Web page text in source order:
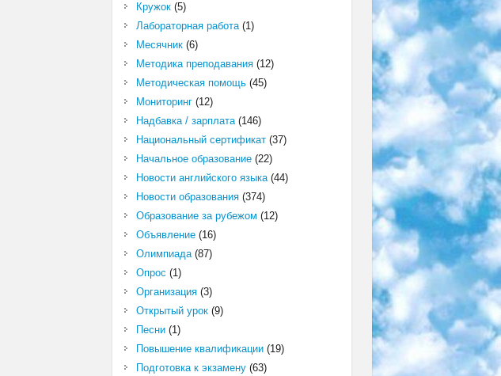
Кружок(5)
Лабораторная работа(1)
Месячник(6)
Методика преподавания(12)
Методическая помощь(45)
Мониторинг(12)
Надбавка / зарплата(146)
Национальный сертификат(37)
Начальное образование(22)
Новости английского языка(44)
Новости образования(374)
Образование за рубежом (12)
Объявление(16)
Олимпиада(87)
Опрос (1)
Организация(3)
Открытый урок(9)
Песни(1)
Повышение квалификации(19)
Подготовка к экзамену(63)